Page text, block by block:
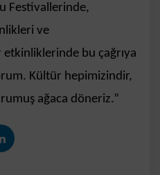
Festivallerinde,
ve
bu çağrıya
Kültür hepimizindir,
ağaca döneriz.”